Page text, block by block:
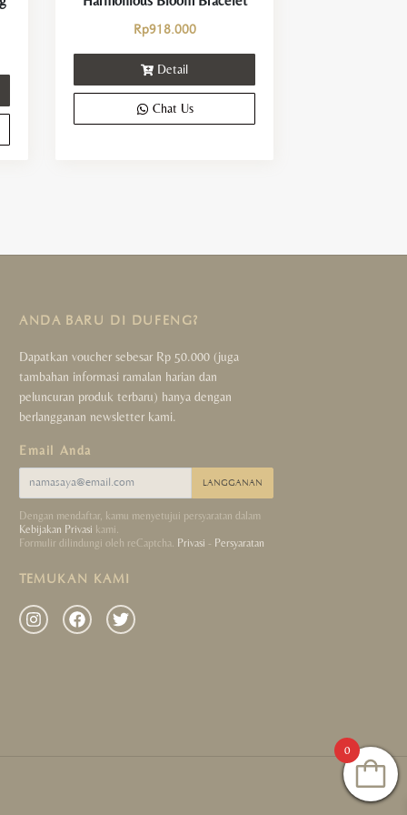
Rp918.000
Detail
Chat Us
ANDA BARU DI DUFENG?
Dapatkan voucher sebesar Rp 50.000 (juga
tambahan informasi ramalan harian dan
peluncuran produk terbaru) hanya dengan
berlangganan newsletter kami.
Email Anda
LANGGANAN
Dengan mendaftar, kamu menyetujui persyaratan dalam
Kebijakan Privasi kami.
Formulir dilindungi oleh reCaptcha. Privasi - Persyaratan
TEMUKAN KAMI
0